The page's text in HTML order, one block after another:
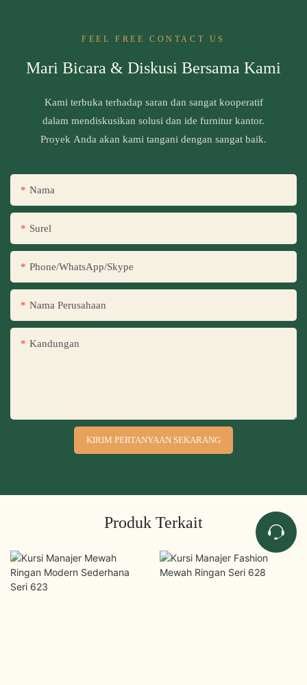
FEEL FREE CONTACT US
Mari Bicara & Diskusi Bersama Kami
Kami terbuka terhadap saran dan sangat kooperatif
dalam mendiskusikan solusi dan ide furnitur kantor.
Proyek Anda akan kami tangani dengan sangat baik.
Nama
Surel
Phone/WhatsApp/Skype
Nama Perusahaan
Kandungan
KIRIM PERTANYAAN SEKARANG
Produk Terkait